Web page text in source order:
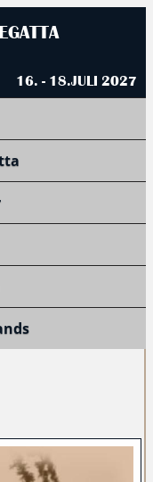
16. - 18.JULI 2027